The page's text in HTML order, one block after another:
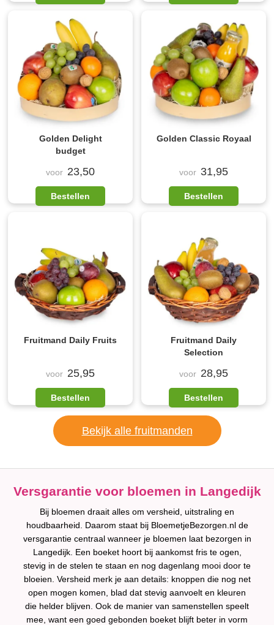
Golden Delight
budget
voor 23,50
Bestellen
Golden Classic Royaal
voor 31,95
Bestellen
Fruitmand Daily Fruits
voor 25,95
Bestellen
Fruitmand Daily
Selection
voor 28,95
Bestellen
Bekijk alle fruitmanden
Versgarantie voor bloemen in Langedijk
Bij bloemen draait alles om versheid, uitstraling en
houdbaarheid. Daarom staat bij BloemetjeBezorgen.nl de
versgarantie centraal wanneer je bloemen laat bezorgen in
Langedijk. Een boeket hoort bij aankomst fris te ogen,
stevig in de stelen te staan en nog dagenlang mooi door te
bloeien. Versheid merk je aan details: knoppen die nog net
open mogen komen, blad dat stevig aanvoelt en kleuren
die helder blijven. Ook de manier van samenstellen speelt
mee, want een goed gebonden boeket blijft beter in vorm